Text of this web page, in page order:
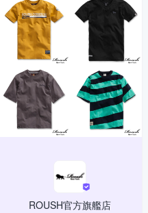
ROUSH官方旗艦店